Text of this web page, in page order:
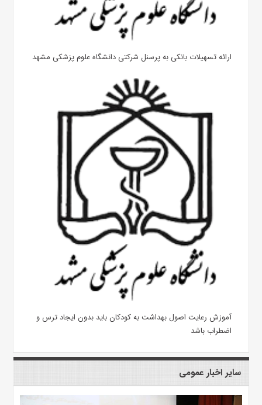
ارائه تسهیلات بانکی به پرسنل شرکتی دانشگاه علوم پزشکی مشهد
آموزش رعایت اصول بهداشت به کودکان باید بدون ایجاد ترس و
اضطراب باشد
سایر اخبار عمومی